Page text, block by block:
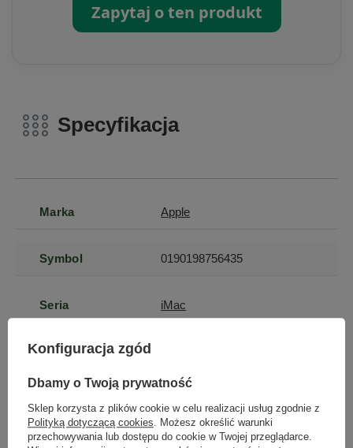
Zapytaj o ten produkt
Specyfikacja
Marka Apple
Symbol 0190198756435
Seria iMac
Gwarancja
Klasa A
Konfiguracja zgód
Dbamy o Twoją prywatność
Sklep korzysta z plików cookie w celu realizacji usług zgodnie z
Polityką dotyczącą cookies . Możesz określić warunki
przechowywania lub dostępu do cookie w Twojej przeglądarce.